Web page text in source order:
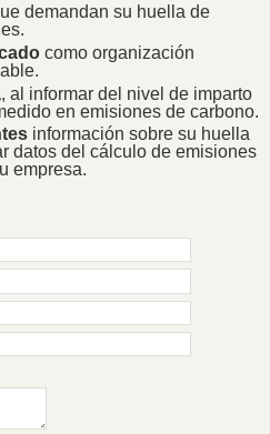
demandan su huella de
como organización
, al informar del nivel de imparto
en emisiones de carbono.
información sobre su huella
datos del cálculo de emisiones
empresa.